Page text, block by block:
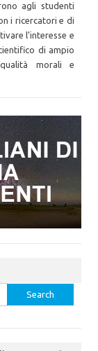
agli studenti
i ricercatori e di
l’interesse e
di ampio
morali e